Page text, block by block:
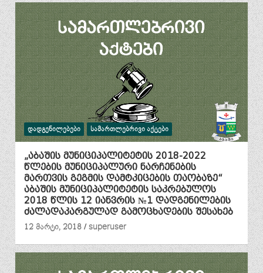
ᲓᲐᲓᲒᲔᲜᲘᲚᲔᲑᲔᲑᲘ ᲡᲐᲛᲐᲠᲗᲚᲔᲑᲠᲘᲕᲘ ᲐᲥᲢᲔᲑᲘ
„აბაშის მუნიციპალიტეტის 2018-2022
წლების მუნიციპალური ნარჩენების
მართვის გეგმის დამტკიცების თაობაზე“
აბაშის მუნიციპალიტეტის საკრებულოს
2018 წლის 12 იანვრის №1 დადგენილების
ძალადაკარგულად გამოცხადების შესახებ
12 მარტი, 2018
superuser